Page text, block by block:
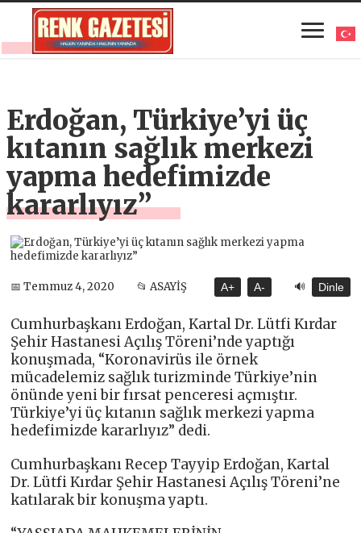
Erdoğan, Türkiye’yi üç
kıtanın sağlık merkezi
yapma hedefimizde
kararlıyız”
📅 Temmuz 4, 2020 📂 ASAYİŞ A+ A- 🔊 Dinle
Cumhurbaşkanı Erdoğan, Kartal Dr. Lütfi Kırdar
Şehir Hastanesi Açılış Töreni’nde yaptığı
konuşmada, “Koronavirüs ile örnek
mücadelemiz sağlık turizminde Türkiye’nin
önünde yeni bir fırsat penceresi açmıştır.
Türkiye’yi üç kıtanın sağlık merkezi yapma
hedefimizde kararlıyız” dedi.
Cumhurbaşkanı Recep Tayyip Erdoğan, Kartal
Dr. Lütfi Kırdar Şehir Hastanesi Açılış Töreni’ne
katılarak bir konuşma yaptı.